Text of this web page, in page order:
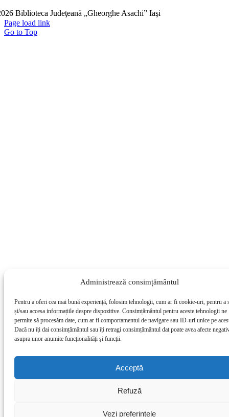
Administrează consimțământul
Pentru a oferi cea mai bună experiență, folosim tehnologii, cum ar fi cookie-uri, pentru a
și/sau accesa informațiile despre dispozitive. Consimțământul pentru aceste tehnologii ne
permite să procesăm date, cum ar fi comportamentul de navigare sau ID-uri unice pe
Dacă nu îți dai consimțământul sau îți retragi consimțământul dat poate avea afecte
asupra unor anumite funcționalități și funcții.
Acceptă
Refuză
Vezi preferințele
Biblioteca Judeţeană „Gheorghe Asachi” Iaşi
Page load link
Go to Top